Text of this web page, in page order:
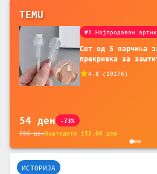
TEMU
#1 Најпродаван
Сет од 5 парчиња
прекривка за
додатоци за
батерија, за
4.8 ( 10276)
54 ден -73%
206денЗаштедете 152.00 ден
ИСТОРИЈА